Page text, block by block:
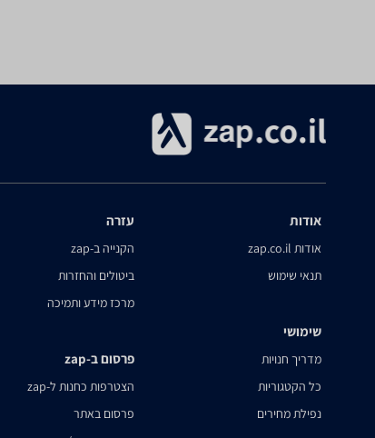
אודות
אודות zap.co.il
תנאי שימוש
שימושי
מדריך חנויות
כל הקטגוריות
נפילת מחירים
עזרה
הקנייה ב-zap
ביטולים והחזרות
מרכז מידע ותמיכה
פרסום ב-zap
הצטרפות כחנות ל-zap
פרסום באתר